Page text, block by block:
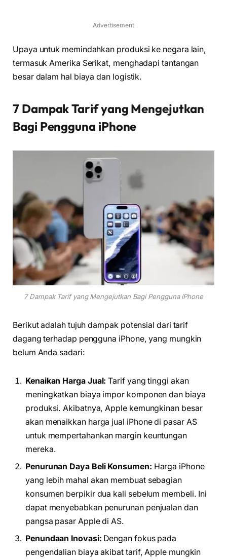
Advertisement
Upaya untuk memindahkan produksi ke negara lain,
termasuk Amerika Serikat, menghadapi tantangan
besar dalam hal biaya dan logistik.
7 Dampak Tarif yang Mengejutkan
Bagi Pengguna iPhone
7 Dampak Tarif yang Mengejutkan Bagi Pengguna iPhone
Berikut adalah tujuh dampak potensial dari tarif
dagang terhadap pengguna iPhone, yang mungkin
belum Anda sadari:
Kenaikan Harga Jual: Tarif yang tinggi akan
meningkatkan biaya impor komponen dan biaya
produksi. Akibatnya, Apple kemungkinan besar
akan menaikkan harga jual iPhone di pasar AS
untuk mempertahankan margin keuntungan
mereka.
Penurunan Daya Beli Konsumen: Harga iPhone
yang lebih mahal akan membuat sebagian
konsumen berpikir dua kali sebelum membeli. Ini
dapat menyebabkan penurunan penjualan dan
pangsa pasar Apple di AS.
Penundaan Inovasi: Dengan fokus pada
pengendalian biaya akibat tarif, Apple mungkin